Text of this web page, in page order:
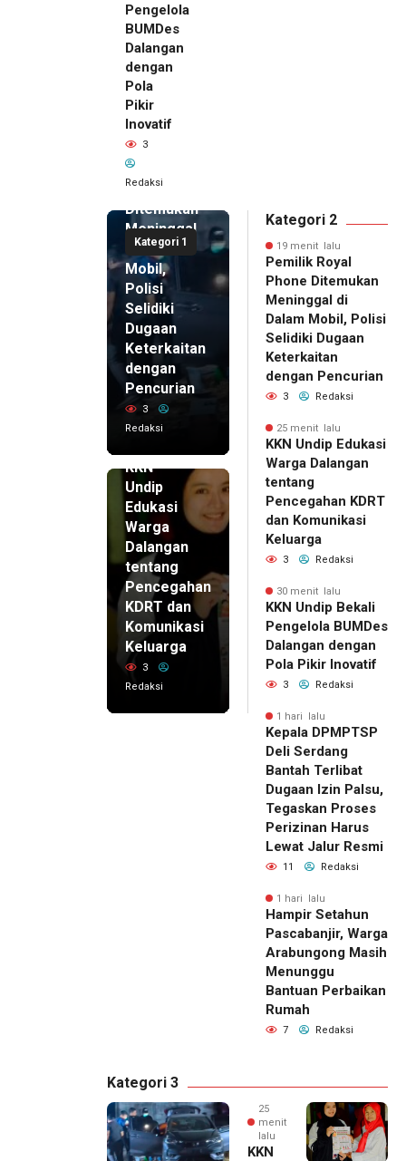
Pengelola
BUMDes
Dalangan
dengan
Pola
Pikir
Inovatif
3
Redaksi
Kategori 1
19 menit
lalu
Pemilik
Royal
Phone
Ditemukan
Meninggal
di Dalam
Mobil,
Polisi
Selidiki
Dugaan
Keterkaitan
dengan
Pencurian
3
Redaksi
KKN
Undip
Edukasi
Warga
Dalangan
tentang
Pencegahan
KDRT dan
Komunikasi
Keluarga
3
Redaksi
Kategori 2
19 menit lalu
Pemilik Royal
Phone Ditemukan
Meninggal di
Dalam Mobil, Polisi
Selidiki Dugaan
Keterkaitan
dengan Pencurian
3 Redaksi
25 menit lalu
KKN Undip Edukasi
Warga Dalangan
tentang
Pencegahan KDRT
dan Komunikasi
Keluarga
3 Redaksi
30 menit lalu
KKN Undip Bekali
Pengelola BUMDes
Dalangan dengan
Pola Pikir Inovatif
3 Redaksi
1 hari lalu
Kepala DPMPTSP
Deli Serdang
Bantah Terlibat
Dugaan Izin Palsu,
Tegaskan Proses
Perizinan Harus
Lewat Jalur Resmi
11 Redaksi
1 hari lalu
Hampir Setahun
Pascabanjir, Warga
Arabungong Masih
Menunggu
Bantuan Perbaikan
Rumah
7 Redaksi
Kategori 3
25
menit
lalu
KKN